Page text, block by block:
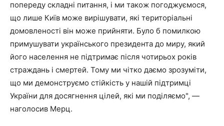
попереду складні питання, і ми також погоджуємося,
що лише Київ може вирішувати, які територіальні
домовленості він може прийняти. Було б помилкою
примушувати українського президента до миру, який
його населення не підтримає після чотирьох років
страждань і смертей. Тому ми чітко даємо зрозуміти,
що ми демонструємо стійкість у нашій підтримці
України для досягнення цілей, які ми поділяємо", —
наголосив Мерц.